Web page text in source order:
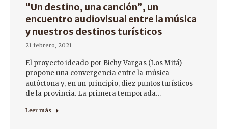
“Un destino, una canción”, un
encuentro audiovisual entre la música
y nuestros destinos turísticos
21 febrero, 2021
El proyecto ideado por Bichy Vargas (Los Mitá)
propone una convergencia entre la música
autóctona y, en un principio, diez puntos turísticos
de la provincia. La primera temporada…
Leer más